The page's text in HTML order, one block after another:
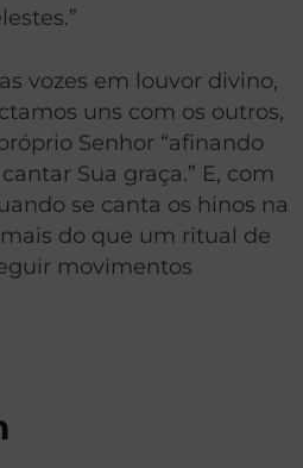
vozes em louvor divino,
uns com os outros,
Senhor “afinando
Sua graça.” E, com
se canta os hinos na
do que um ritual de
movimentos